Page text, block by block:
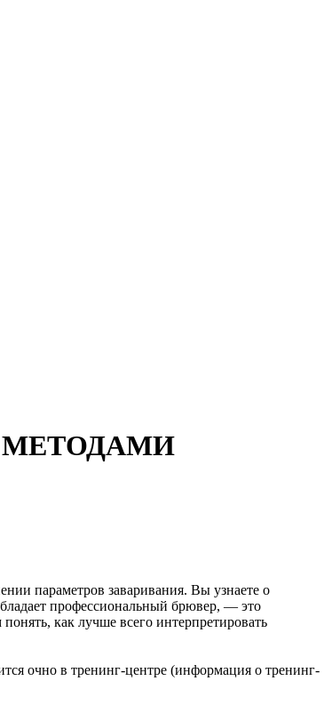
МЕТОДАМИ
параметров заваривания. Вы узнаете о
профессиональный брювер, — это
как лучше всего интерпретировать
очно в тренинг-центре (информация о тренинг-